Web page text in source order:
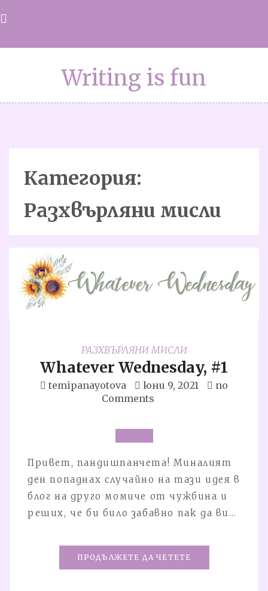
to
Writing is fun
Категория:
Разхвърляни мисли
РАЗХВЪРЛЯНИ МИСЛИ
Whatever Wednesday, #1
temipanayotova юни 9, 2021
no
Comments
Привет, пандишпанчета! Миналият
ден попаднах случайно на тази идея в
блог на друго момиче от чужбина и
реших, че би било забавно пак да ви…
ПРОДЪЛЖЕТЕ ДА ЧЕТЕТЕ